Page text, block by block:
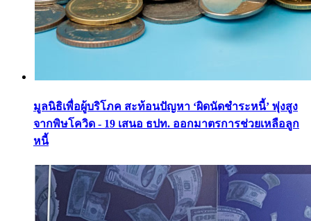
มูลนิธิเพื่อผู้บริโภค สะท้อนปัญหา ‘ผิดนัดชำระหนี้’ พุ่งสูง
จากพิษโควิด - 19 เสนอ ธปท. ออกมาตรการช่วยเหลือลูก
หนี้